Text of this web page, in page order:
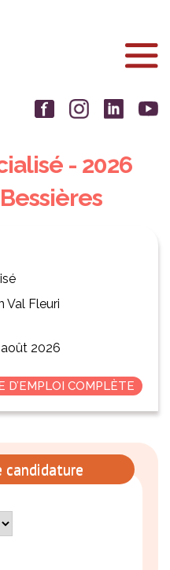
- 2026
Val Fleuri
2026
D’EMPLOI COMPLÈTE
candidature